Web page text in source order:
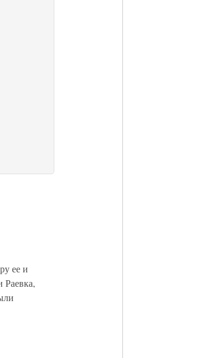
ее и
Раевка,